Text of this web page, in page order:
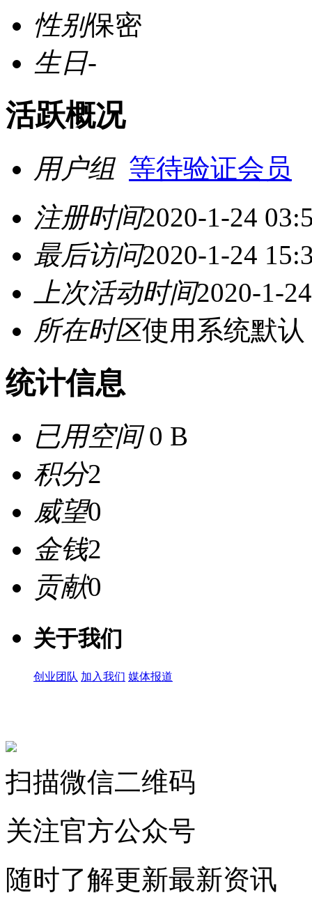
性别保密
生日-
活跃概况
用户组 等待验证会员
注册时间2020-1-24
最后访问2020-1-24
上次活动时间2020-1-
所在时区使用系统默认
统计信息
已用空间0 B
积分2
威望0
金钱2
贡献0
关于我们
创业团队 加入我们 媒体报道
扫描微信二维码
关注官方公众号
随时了解更新最新资讯